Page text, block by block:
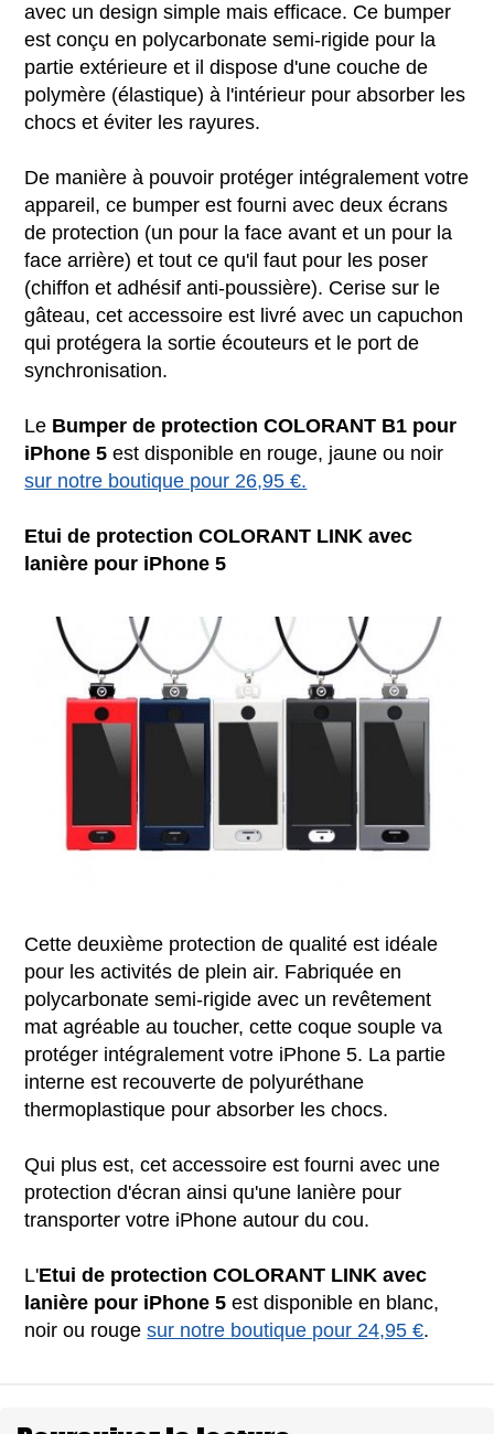
avec un design simple mais efficace. Ce bumper
est conçu en polycarbonate semi-rigide pour la
partie extérieure et il dispose d'une couche de
polymère (élastique) à l'intérieur pour absorber les
chocs et éviter les rayures.
De manière à pouvoir protéger intégralement votre
appareil, ce bumper est fourni avec deux écrans
de protection (un pour la face avant et un pour la
face arrière) et tout ce qu'il faut pour les poser
(chiffon et adhésif anti-poussière). Cerise sur le
gâteau, cet accessoire est livré avec un capuchon
qui protégera la sortie écouteurs et le port de
synchronisation.
Le Bumper de protection COLORANT B1 pour
iPhone 5 est disponible en rouge, jaune ou noir
sur notre boutique pour 26,95 €.
Etui de protection COLORANT LINK avec
lanière pour iPhone 5
Cette deuxième protection de qualité est idéale
pour les activités de plein air. Fabriquée en
polycarbonate semi-rigide avec un revêtement
mat agréable au toucher, cette coque souple va
protéger intégralement votre iPhone 5. La partie
interne est recouverte de polyuréthane
thermoplastique pour absorber les chocs.
Qui plus est, cet accessoire est fourni avec une
protection d'écran ainsi qu'une lanière pour
transporter votre iPhone autour du cou.
L'Etui de protection COLORANT LINK avec
lanière pour iPhone 5 est disponible en blanc,
noir ou rougesur notre boutique pour 24,95 €.